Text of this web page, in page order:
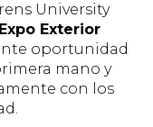
University
Expo Exterior
oportunidad
mano y
con los